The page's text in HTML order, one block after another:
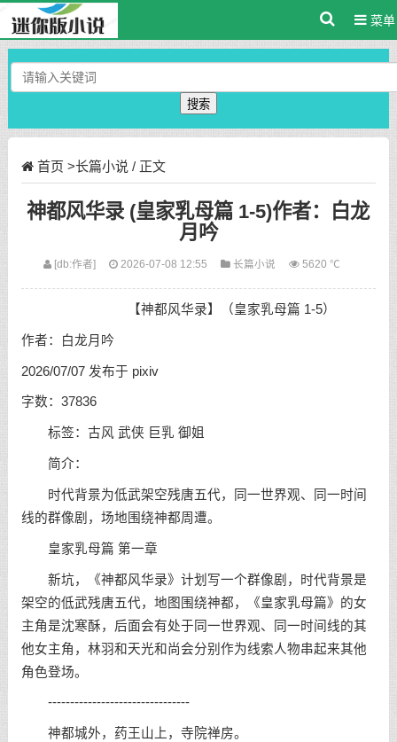
菜单
搜索
首页 >长篇小说 / 正文
神都风华录 (皇家乳母篇 1-5)作者：白龙
月吟
[db:作者] 2026-07-08 12:55 长篇小说 5620 ℃
【神都风华录】（皇家乳母篇 1-5）
作者：白龙月吟
2026/07/07 发布于 pixiv
字数：37836
标签：古风 武侠 巨乳 御姐
简介：
时代背景为低武架空残唐五代，同一世界观、同一时间
线的群像剧，场地围绕神都周遭。
皇家乳母篇 第一章
新坑，《神都风华录》计划写一个群像剧，时代背景是
架空的低武残唐五代，地图围绕神都，《皇家乳母篇》的女
主角是沈寒酥，后面会有处于同一世界观、同一时间线的其
他女主角，林羽和天光和尚会分别作为线索人物串起来其他
角色登场。
--------------------------------
神都城外，药王山上，寺院禅房。